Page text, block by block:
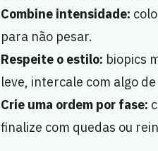
Combine intensidade:
para não pesar.
Respeite o estilo: biopics
leve, intercale com algo
Crie uma ordem por fase:
finalize com quedas ou